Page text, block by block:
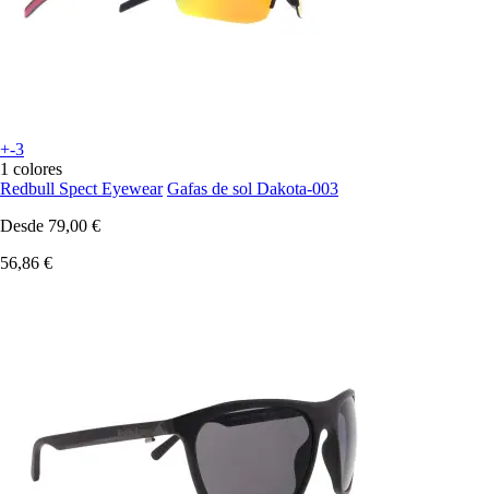
+-3
1 colores
Redbull Spect Eyewear Gafas de sol Dakota-003
Desde 79,00 €
56,86 €